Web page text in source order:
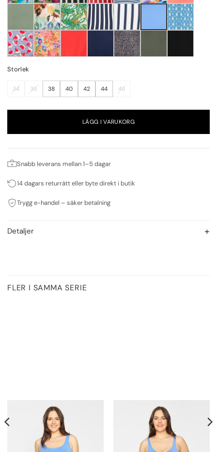
Storlek
34 36 38 40 42 44 46
LÄGG I VARUKORG
Snabb leverans mellan 1–5 dagar
14 dagars returrätt eller byte direkt i butik
Trygg e-handel – säker betalning
Detaljer
FLER I SAMMA SERIE